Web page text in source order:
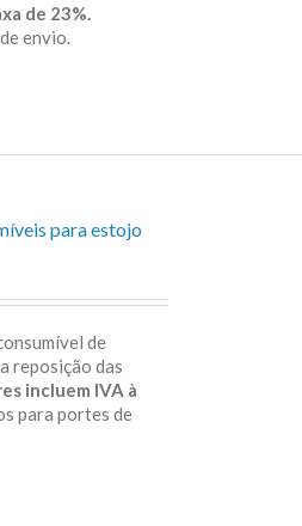
de 23%.
envio.
para estojo
de
reposição das
incluem IVA à
para portes de